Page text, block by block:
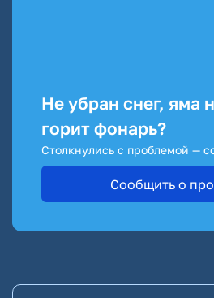
Не убран снег, яма
горит фонарь?
Столкнулись с проблемой —
Сообщить о